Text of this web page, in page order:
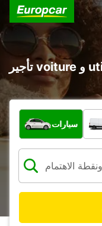
ما نوع المركبة؟
سيارات